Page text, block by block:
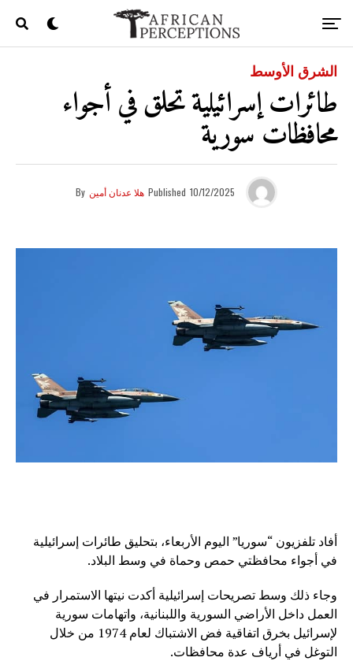
الشرق الأوسط
طائرات إسرائيلية تحلق في أجواء
محافظات سورية
By هلا عدنان أمين Published 10/12/2025
أفاد تلفزيون “سوريا” اليوم الأربعاء، بتحليق طائرات إسرائيلية
في أجواء محافظتي حمص وحماة في وسط البلاد.
وجاء ذلك وسط تصريحات إسرائيلية أكدت نيتها الاستمرار في
العمل داخل الأراضي السورية واللبنانية، واتهامات سورية
لإسرائيل بخرق اتفاقية فض الاشتباك لعام 1974 من خلال
التوغل في أرياف عدة محافظات.